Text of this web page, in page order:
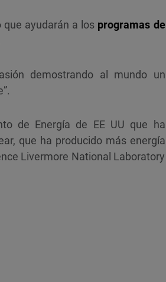
ayudarán a los programas de
demostrando al mundo un
de Energía de EE UU que ha
que ha producido más energía
Livermore National Laboratory